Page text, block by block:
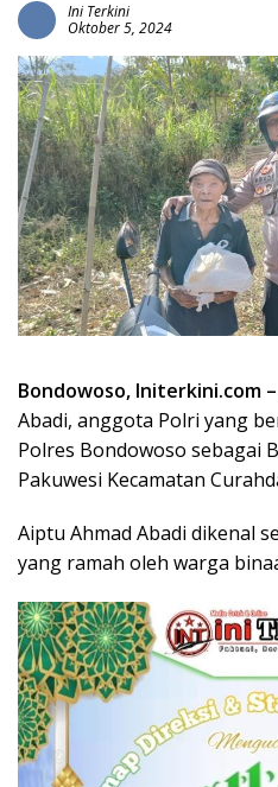
Ini Terkini
Oktober 5, 2024
Bondowoso, Initerkini.com –
Abadi, anggota Polri yang
Polres Bondowoso sebagai
Pakuwesi Kecamatan
Aiptu Ahmad Abadi dikenal
yang ramah oleh warga